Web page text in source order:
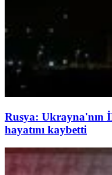
Rusya: Ukrayna'nın
hayatını kaybetti